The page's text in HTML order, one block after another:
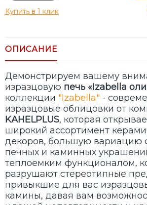
Купить в 1 клик
ОПИСАНИЕ
Демонстрируем вашему
изразцовую печь «Izabella
коллекции "Izabella" -
изразцовые облицовки от
KAHELPLUS, которая
широкий ассортимент
декоров, большую вариацию
печных и каминных
теплоемким функционалом,
разрушают стереотипные
привыкшие для вас
камины, давая вам